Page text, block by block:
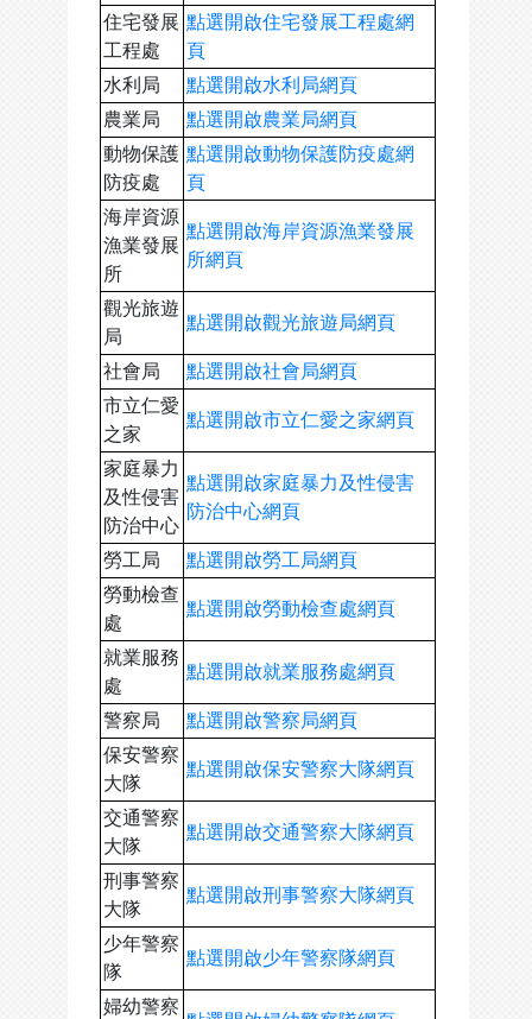
住宅發展
工程處
點選開啟住宅發展工程處網
頁
水利局
點選開啟水利局網頁
農業局
點選開啟農業局網頁
動物保護
防疫處
點選開啟動物保護防疫處網
頁
海岸資源
漁業發展
所
點選開啟海岸資源漁業發展
所網頁
觀光旅遊
局
點選開啟觀光旅遊局網頁
社會局
點選開啟社會局網頁
市立仁愛
之家
點選開啟市立仁愛之家網頁
家庭暴力
及性侵害
防治中心
點選開啟家庭暴力及性侵害
防治中心網頁
勞工局
點選開啟勞工局網頁
勞動檢查
處
點選開啟勞動檢查處網頁
就業服務
處
點選開啟就業服務處網頁
警察局
點選開啟警察局網頁
保安警察
大隊
點選開啟保安警察大隊網頁
交通警察
大隊
點選開啟交通警察大隊網頁
刑事警察
大隊
點選開啟刑事警察大隊網頁
少年警察
隊
點選開啟少年警察隊網頁
婦幼警察